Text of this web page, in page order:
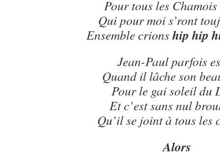
Pour tous les
Qui pour moi s’ront
Ensemble crionship hip
Jean-Paul parfois
Quand il lâche son
Pour le gai soleil du
Et c’est sans nul
Qu’il se joint à tous les
Alors